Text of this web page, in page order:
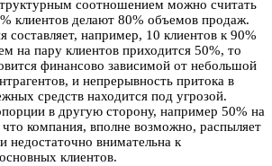
соотношением можно считать
клиентов делают 80% объемов продаж.
составляет, например, 10 клиентов к 90%
на пару клиентов приходится 50%, то
финансово зависимой от небольшой
и непрерывность притока в
средств находится под угрозой.
в другую сторону, например 50% на
что компания, вполне возможно, распыляет
недостаточно внимательна к
клиентов.